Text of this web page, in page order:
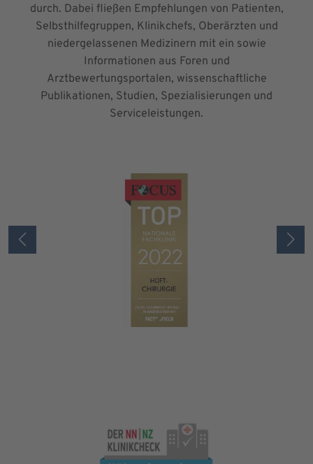
durch. Dabei fließen Empfehlungen von Patienten,
Selbsthilfegruppen, Klinikchefs, Oberärzten und
niedergelassenen Medizinern mit ein sowie
Informationen aus Foren und
Arztbewertungsportalen, wissenschaftliche
Publikationen, Studien, Spezialisierungen und
Serviceleistungen.